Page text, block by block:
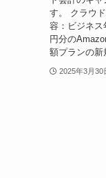
す。 クラウ
容：ビジネス
円分の
額プランの新
2025年3月30